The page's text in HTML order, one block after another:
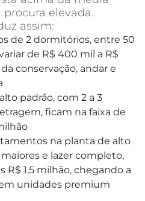
elevada.
assim:
de 2 dormitórios, entre 50
de R$ 400 mil a R$
conservação, andar e
padrão, com 2 a 3
ficam na faixa de
na planta de alto
e lazer completo,
R$ 1,5 milhão, chegando a
unidades premium